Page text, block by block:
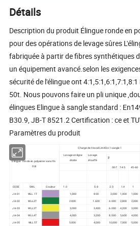
Détails
Description du produit Élingue ronde en
pour des opérations de levage sûres
fabriquée à partir de fibres synthétiques
un équipement avancé.selon les
sécurité de l'élingue ont
50t. Nous pouvons faire un pli unique
élingues Elingue à sangle standard :
B30.9, JB-T 8521.2 Certification : ce et
Paramètres du produit
Elingue ronde en polyester sans fin
OUI
Charge de travail LimitDe 1 sangle 1
Levage en ligne
droite
Levage
étouffé
β
00-7 7-45 45-60
CODE
SWL Couleur 1.0 0.8 2.0 1.4 1
JA-01
WLL 1T 1,000 800 2,000 1,400 1,000
JA-02 WLL2T 2.000 1.600 4.000 2,800 2,000
JA-03 WLL3T 3,000 2,400 6.000 4,200 3,000
JA-04
WLL4T 4,000 3,200 8.000 5,600 4,000
JA-05
WLL5T 5.000 4,000 10,000 7,000 5,000